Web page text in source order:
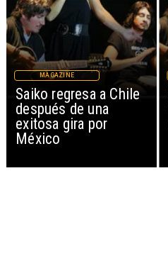
Saiko regresa a Chile
después de una
exitosa gira por
México
MAGAZINE